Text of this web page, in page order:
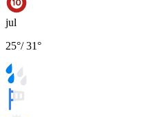
jul
25°/31°